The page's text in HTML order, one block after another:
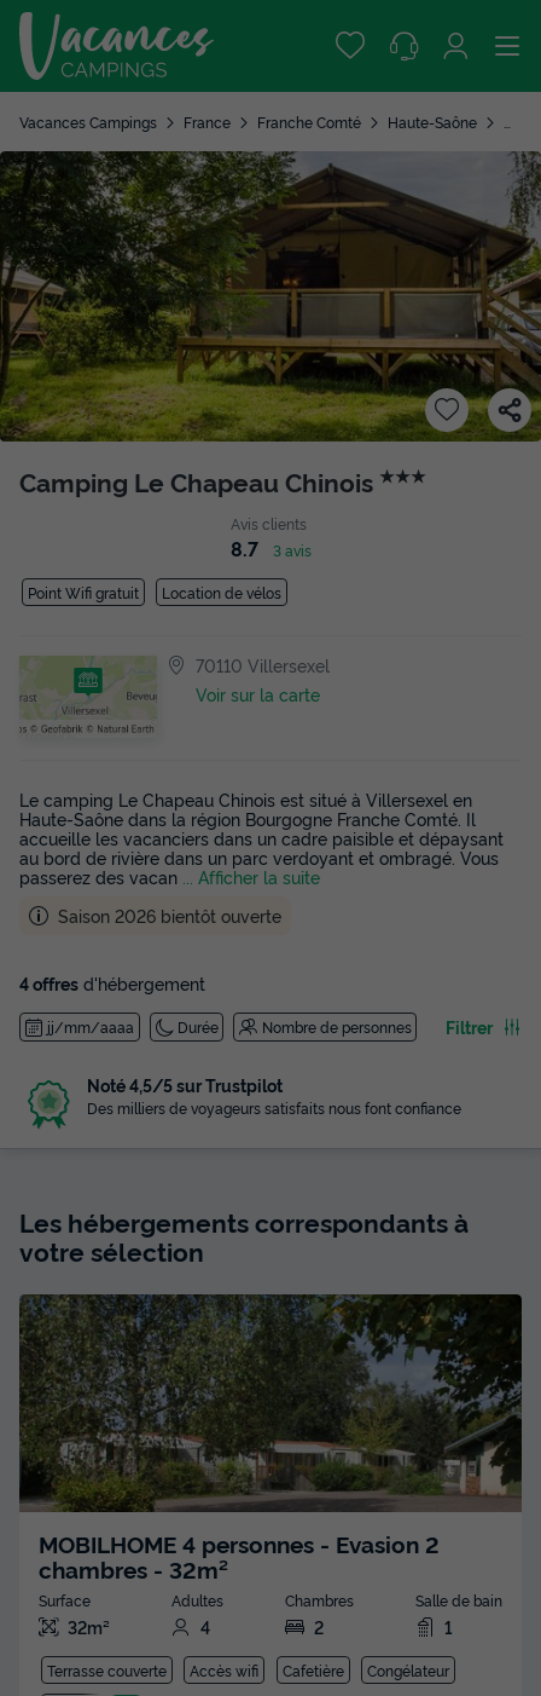
Vacances Campings France Franche Comté Haute-Saône
Camping Le Chapeau Chinois ★★★
Avis clients
8.7 3 avis
Point Wifi gratuit Location de vélos
70110 Villersexel
Voir sur la carte
Le camping Le Chapeau Chinois est situé à Villersexel en
Haute-Saône dans la région Bourgogne Franche Comté. Il
accueille les vacanciers dans un cadre paisible et dépaysant
au bord de rivière dans un parc verdoyant et ombragé. Vous
passerez des vacan
... Afficher la suite
Saison 2026 bientôt ouverte
4 offres d'hébergement
jj/mm/aaaa Durée Nombre de personnes Filtrer
Noté 4,5/5 sur Trustpilot
Des milliers de voyageurs satisfaits nous font confiance
Les hébergements correspondants à
votre sélection
MOBILHOME 4 personnes - Evasion 2
chambres - 32m²
Surface
32m²
Adultes
4
Chambres
2
Salle de bain
1
Terrasse couverte Accès wifi Cafetière
Congélateur